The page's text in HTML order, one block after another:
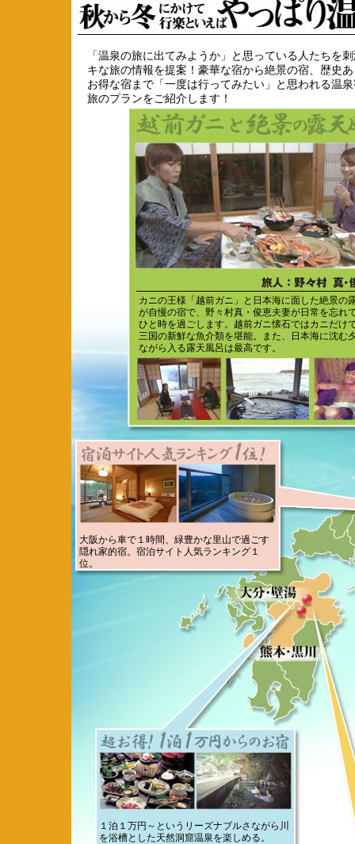
「温泉の旅に出てみようか」と思っている人たちを
キな旅の情報を提案！豪華な宿から絶景の宿、歴史
お得な宿まで「一度は行ってみたい」と思われる温
旅のプランをご紹介します！
カニの王様「越前ガニ」と日本海に面した絶景の
が自慢の宿で、野々村真・俊恵夫妻が日常を忘れ
ひと時を過ごします。越前ガニ懐石ではカニだけ
三国の新鮮な魚介類を堪能。また、日本海に沈む
ながら入る露天風呂は最高です。
大阪から車で１時間、緑豊かな里山で過ごす
隠れ家的宿。宿泊サイト人気ランキング１
位。
１泊１万円～というリーズナブルさながら川
を浴槽とした天然洞窟温泉を楽しめる。